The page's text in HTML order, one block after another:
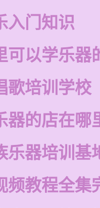
入门知识
可以学乐器
歌培训学校
器的店在哪
乐器培训基
频教程全集